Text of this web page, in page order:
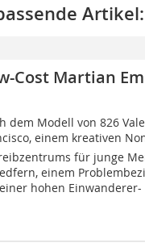
Artikel:
Cost Martian
dem Modell von 826
einem kreativen
für junge
einem
hohen Einwanderer-